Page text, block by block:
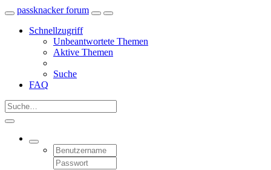
passknacker forum
Schnellzugriff
Unbeantwortete Themen
Aktive Themen
Suche
FAQ